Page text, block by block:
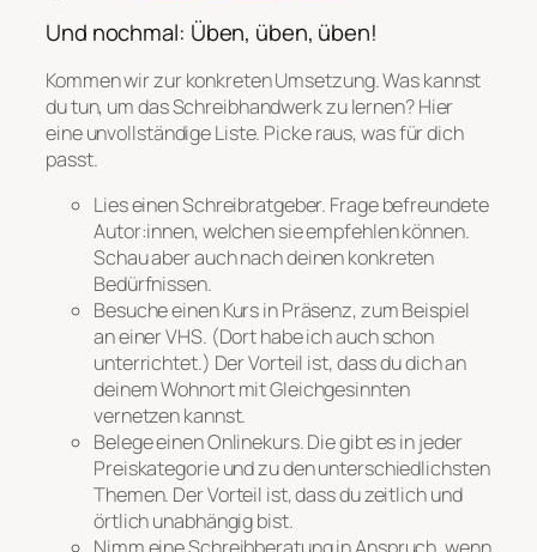
Und nochmal: Üben, üben, üben!
Kommen wir zur konkreten Umsetzung. Was kannst
du tun, um das Schreibhandwerk zu lernen? Hier
eine unvollständige Liste. Picke raus, was für dich
passt.
Lies einen Schreibratgeber. Frage befreundete
Autor:innen, welchen sie empfehlen können.
Schau aber auch nach deinen konkreten
Bedürfnissen.
Besuche einen Kurs in Präsenz, zum Beispiel
an einer VHS. (Dort habe ich auch schon
unterrichtet.) Der Vorteil ist, dass du dich an
deinem Wohnort mit Gleichgesinnten
vernetzen kannst.
Belege einen Onlinekurs. Die gibt es in jeder
Preiskategorie und zu den unterschiedlichsten
Themen. Der Vorteil ist, dass du zeitlich und
örtlich unabhängig bist.